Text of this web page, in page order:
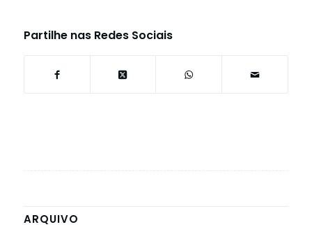
Partilhe nas Redes Sociais
ARQUIVO